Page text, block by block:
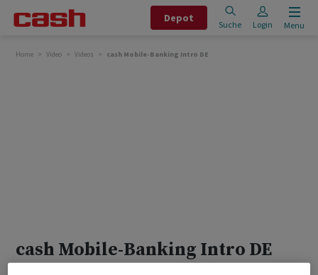
Depot
Suche Login Menu
Home Video Videos cash Mobile-Banking Intro DE
cash Mobile-Banking Intro DE